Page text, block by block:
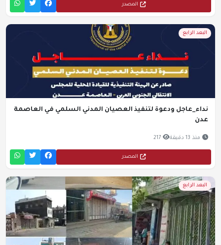
المصدر
البعد الرابع
نداء_عاجل ودعوة لتنفيذ العصيان المدني السلمي في العاصمة
عدن
منذ 13 دقيقة 217
المصدر
البعد الرابع